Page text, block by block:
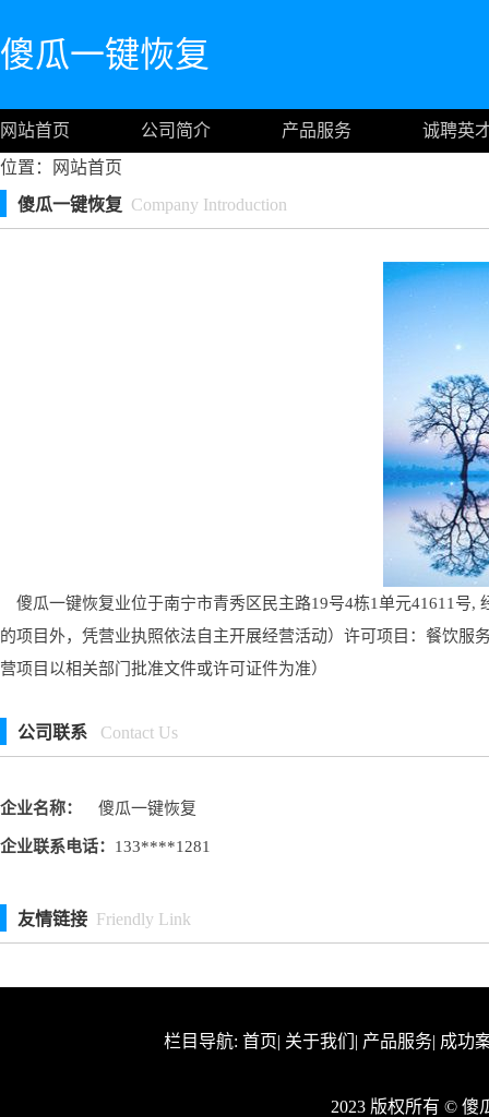
傻瓜一键恢复
网站首页 公司简介 产品服务
诚聘英
位置：
网站首页
傻瓜一键恢复 Company Introduction
傻瓜一键恢复业位于南宁市青秀区民主路19号4栋1单元41611号,
的项目外，凭营业执照依法自主开展经营活动）许可项目：餐饮
营项目以相关部门批准文件或许可证件为准）
公司联系 Contact Us
企业名称： 傻瓜一键恢复
企业联系电话： 133****1281
友情链接 Friendly Link
栏目导航: 首页| 关于我们 | 产品服务| 成功
2023 版权所有 ©